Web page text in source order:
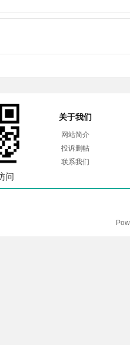
问
关于我们
网站简介
投诉删帖
联系我们